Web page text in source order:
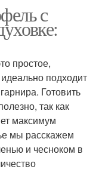
с
простое,
подходит
Готовить
так как
максимум
мы расскажем
и чесноком в